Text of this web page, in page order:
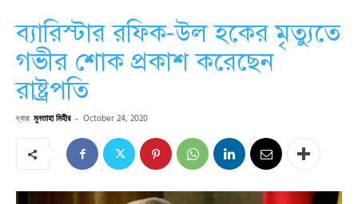
ব্যারিস্টার রফিক-উল হকের মৃত্যুতে
গভীর শোক প্রকাশ করেছেন
রাষ্ট্রপতি
দ্বারা মুনতাহা মিহীর - October 24, 2020